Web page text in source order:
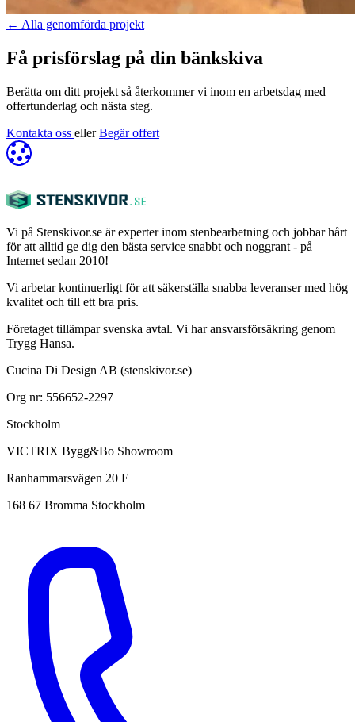
← Alla genomförda projekt
Få prisförslag på din bänkskiva
Berätta om ditt projekt så återkommer vi inom en arbetsdag med
offertunderlag och nästa steg.
Kontakta oss eller Begär offert
Vi på Stenskivor.se är experter inom stenbearbetning och jobbar hårt
för att alltid ge dig den bästa service snabbt och noggrant - på
Internet sedan 2010!
Vi arbetar kontinuerligt för att säkerställa snabba leveranser med hög
kvalitet och till ett bra pris.
Företaget tillämpar svenska avtal. Vi har ansvarsförsäkring genom
Trygg Hansa.
Cucina Di Design AB (stenskivor.se)
Org nr: 556652-2297
Stockholm
VICTRIX Bygg&Bo Showroom
Ranhammarsvägen 20 E
168 67 Bromma Stockholm